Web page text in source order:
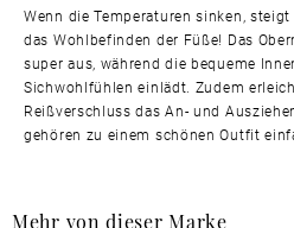
Wenn die Temperaturen sinken,
das Wohlbefinden der Füße! Das
super aus, während die bequeme
Sichwohlfühlen einlädt. Zudem
Reißverschluss das An- und
gehören zu einem schönen Outfit
Mehr von dieser Marke